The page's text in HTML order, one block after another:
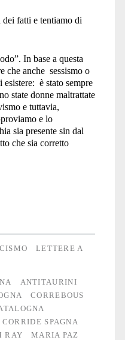
dei fatti e tentiamo di
In base a questa
che anche sessismo o
è stato sempre
state donne maltrattate
e tuttavia,
e lo
sia presente sin dal
che sia corretto
LETTERE A
ANTITAURINI
CORREBOUS
CORRIDE SPAGNA
RAY MARIA PAZ